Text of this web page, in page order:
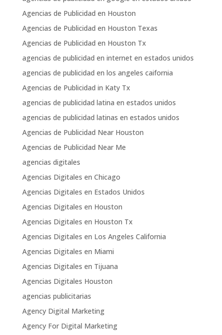
Agencias de Publicidad en Houston
Agencias de Publicidad en Houston Texas
Agencias de Publicidad en Houston Tx
agencias de publicidad en internet en estados unidos
agencias de publicidad en los angeles caifornia
Agencias de Publicidad in Katy Tx
agencias de publicidad latina en estados unidos
agencias de publicidad latinas en estados unidos
Agencias de Publicidad Near Houston
Agencias de Publicidad Near Me
agencias digitales
Agencias Digitales en Chicago
Agencias Digitales en Estados Unidos
Agencias Digitales en Houston
Agencias Digitales en Houston Tx
Agencias Digitales en Los Angeles California
Agencias Digitales en Miami
Agencias Digitales en Tijuana
Agencias Digitales Houston
agencias publicitarias
Agency Digital Marketing
Agency For Digital Marketing